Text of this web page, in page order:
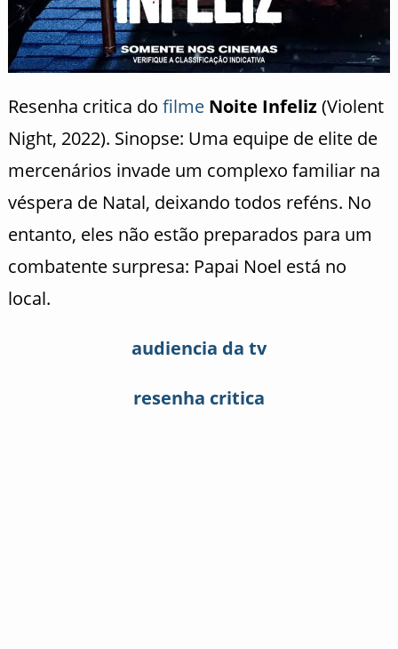
Resenha critica do filme Noite Infeliz(Violent
Night, 2022). Sinopse: Uma equipe de elite de
mercenários invade um complexo familiar na
véspera de Natal, deixando todos reféns. No
entanto, eles não estão preparados para um
combatente surpresa: Papai Noel está no
local.
audiencia da tv
resenha critica